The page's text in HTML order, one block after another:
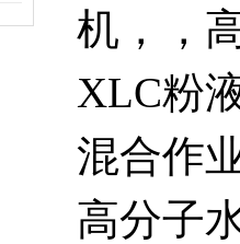
机，，
XLC粉
混合作
高分子